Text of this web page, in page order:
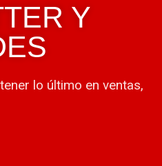
Y
lo último en ventas,